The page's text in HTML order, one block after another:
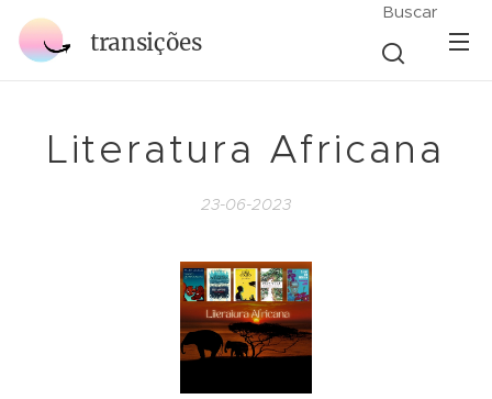
transições
Buscar
Literatura Africana
23-06-2023